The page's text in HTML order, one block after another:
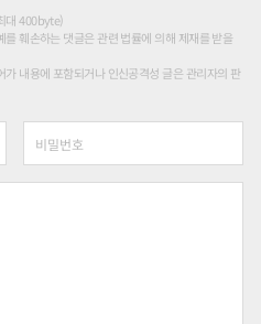
대 400byte)
훼손하는 댓글은 관련 법률에 의해 제재를 받을
내용에 포함되거나 인신공격성 글은 관리자의 판